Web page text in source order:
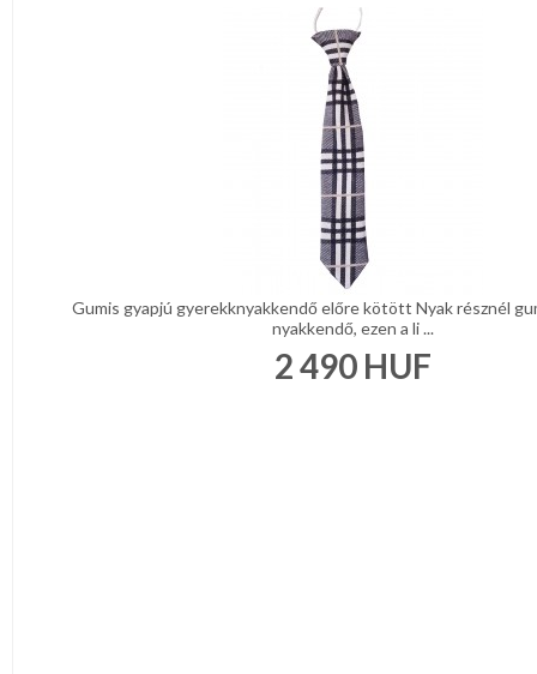
Gumis gyapjú gyerekknyakkendő előre kötött Nyak résznél
nyakkendő, ezen a li ...
2 490 HUF